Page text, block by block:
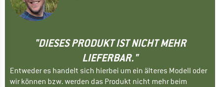
"DIESES PRODUKT IST NICHT MEHR
LIEFERBAR."
Entweder es handelt sich hierbei um ein älteres Modell oder
wir können bzw. werden das Produkt nicht mehr beim